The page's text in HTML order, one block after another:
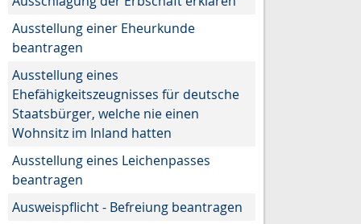
Ausstellung einer Eheurkunde
beantragen
Ausstellung eines
Ehefähigkeitszeugnisses für deutsche
Staatsbürger, welche nie einen
Wohnsitz im Inland hatten
Ausstellung eines Leichenpasses
beantragen
Ausweispflicht - Befreiung beantragen